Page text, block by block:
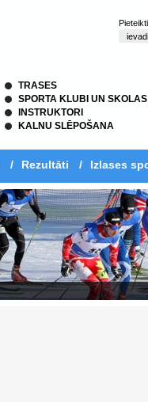
TRASES
SPORTA KLUBI UN SKOLAS
INSTRUKTORI
KALNU SLĒPOŠANA
/ Rezultāti / Izlases